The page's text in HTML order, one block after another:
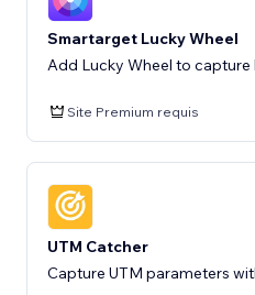
Smartarget Lucky Wheel
Add Lucky Wheel to capture
Site Premium requis
UTM Catcher
Capture UTM parameters